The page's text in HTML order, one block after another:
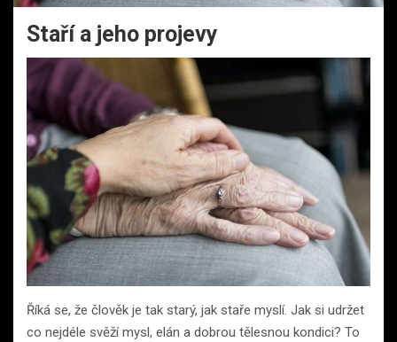
Staří a jeho projevy
Říká se, že člověk je tak starý, jak staře myslí. Jak si udržet
co nejdéle svěží mysl, elán a dobrou tělesnou kondici? To